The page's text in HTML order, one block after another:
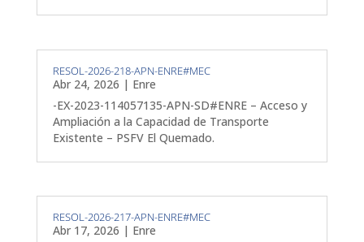
RESOL-2026-218-APN-ENRE#MEC
Abr 24, 2026 | Enre
-EX-2023-114057135-APN-SD#ENRE – Acceso y
Ampliación a la Capacidad de Transporte
Existente – PSFV El Quemado.
RESOL-2026-217-APN-ENRE#MEC
Abr 17, 2026 | Enre